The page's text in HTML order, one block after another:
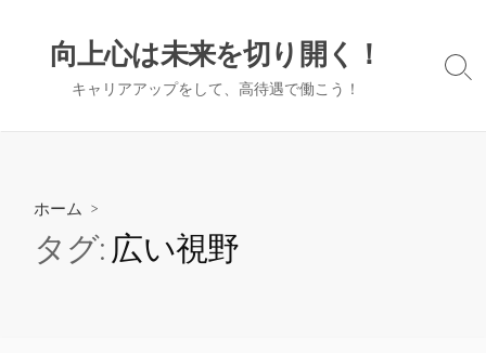
向上心は未来を切り開く！
キャリアアップをして、高待遇で働こう！
検
ホーム >
タグ: 広い視野